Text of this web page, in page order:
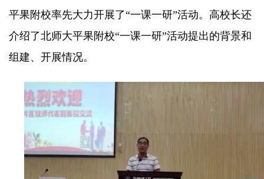
平果附校率先大力开展了“一课一研”活动。高校长还
介绍了北师大平果附校“一课一研”活动提出的背景和
组建、开展情况。